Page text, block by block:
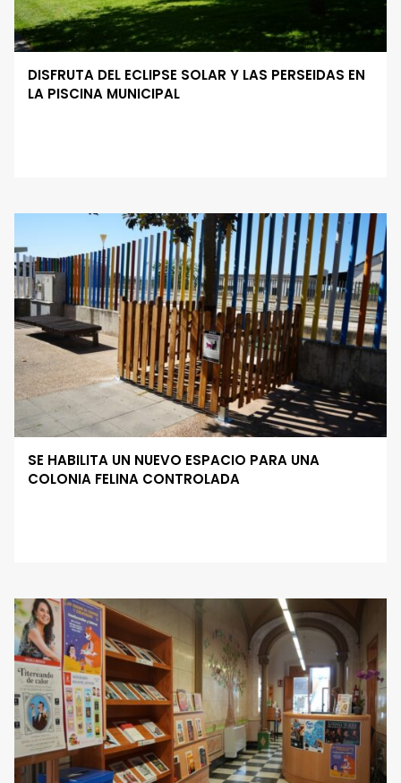
DISFRUTA DEL ECLIPSE SOLAR Y LAS PERSEIDAS EN
LA PISCINA MUNICIPAL
SE HABILITA UN NUEVO ESPACIO PARA UNA
COLONIA FELINA CONTROLADA